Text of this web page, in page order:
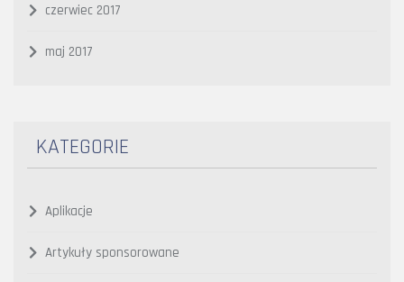
czerwiec 2017
maj 2017
KATEGORIE
Aplikacje
Artykuły sponsorowane